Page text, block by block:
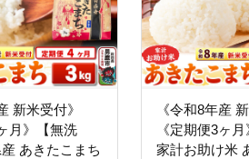
新米受付》
月》【無洗
あきたこまち
《令和8年産
《定期便3ヶ月
家計お助け米